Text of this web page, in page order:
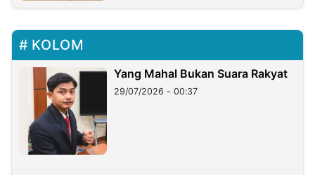
KOLOM
Yang Mahal Bukan Suara Rakyat
29/07/2026 - 00:37